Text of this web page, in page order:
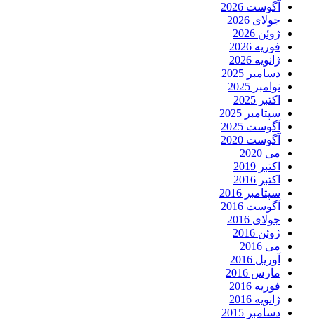
آگوست 2026
جولای 2026
ژوئن 2026
فوریه 2026
ژانویه 2026
دسامبر 2025
نوامبر 2025
اکتبر 2025
سپتامبر 2025
آگوست 2025
آگوست 2020
می 2020
اکتبر 2019
اکتبر 2016
سپتامبر 2016
آگوست 2016
جولای 2016
ژوئن 2016
می 2016
آوریل 2016
مارس 2016
فوریه 2016
ژانویه 2016
دسامبر 2015